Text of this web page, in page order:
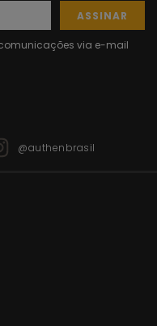
ASSINAR
@authenbrasil